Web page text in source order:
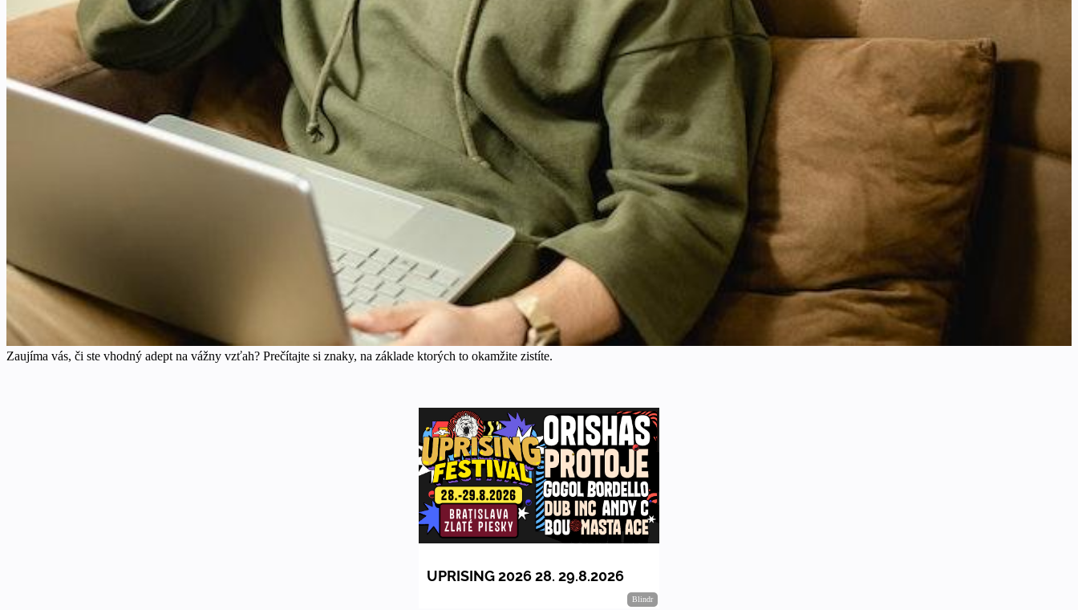
Zaujíma vás, či ste vhodný adept na vážny vzťah? Prečítajte si znaky, na základe ktorých to okamžite zistíte.